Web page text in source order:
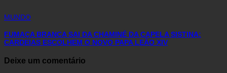
MUNDO
FUMAÇA BRANCA SAI DA CHAMINÉ DA CAPELA SISTINA:
CARDEIAS ESCOLHEM O NOVO PAPA LEÃO XIV
Deixe um comentário